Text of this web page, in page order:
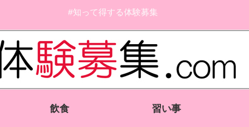
#知って得する体験募集
飲食 習い事